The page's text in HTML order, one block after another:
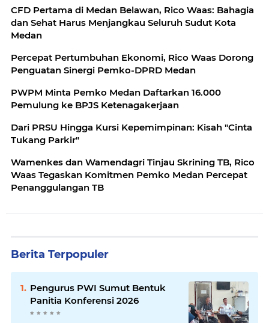
CFD Pertama di Medan Belawan, Rico Waas: Bahagia
dan Sehat Harus Menjangkau Seluruh Sudut Kota
Medan
Percepat Pertumbuhan Ekonomi, Rico Waas Dorong
Penguatan Sinergi Pemko-DPRD Medan
PWPM Minta Pemko Medan Daftarkan 16.000
Pemulung ke BPJS Ketenagakerjaan
Dari PRSU Hingga Kursi Kepemimpinan: Kisah "Cinta
Tukang Parkir"
Wamenkes dan Wamendagri Tinjau Skrining TB, Rico
Waas Tegaskan Komitmen Pemko Medan Percepat
Penanggulangan TB
Berita Terpopuler
Pengurus PWI Sumut Bentuk
Panitia Konferensi 2026